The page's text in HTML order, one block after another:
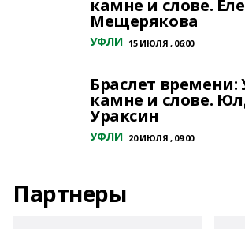
камне и слове.
Мещерякова
УФЛИ 15 ИЮЛЯ , 06:00
Браслет
камне и слове.
Ураксин
УФЛИ 20 ИЮЛЯ , 09:00
Партнеры